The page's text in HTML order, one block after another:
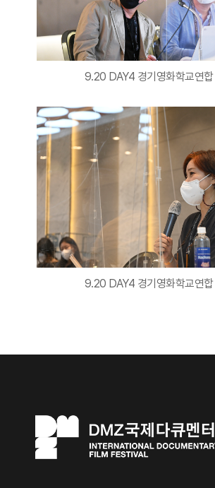
9.20 DAY4 경기영화학교연합
9.20 DAY4 경기영화학교연합